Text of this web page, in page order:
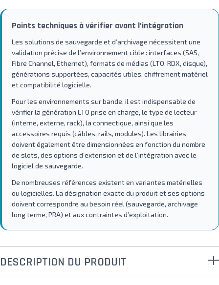
Points techniques à vérifier avant l’intégration
Les solutions de sauvegarde et d’archivage nécessitent une
validation précise de l’environnement cible : interfaces (SAS,
Fibre Channel, Ethernet), formats de médias (LTO, RDX, disque),
générations supportées, capacités utiles, chiffrement matériel
et compatibilité logicielle.
Pour les environnements sur bande, il est indispensable de
vérifier la génération LTO prise en charge, le type de lecteur
(interne, externe, rack), la connectique, ainsi que les
accessoires requis (câbles, rails, modules). Les librairies
doivent également être dimensionnées en fonction du nombre
de slots, des options d’extension et de l’intégration avec le
logiciel de sauvegarde.
De nombreuses références existent en variantes matérielles
ou logicielles. La désignation exacte du produit et ses options
doivent correspondre au besoin réel (sauvegarde, archivage
long terme, PRA) et aux contraintes d’exploitation.
DESCRIPTION DU PRODUIT